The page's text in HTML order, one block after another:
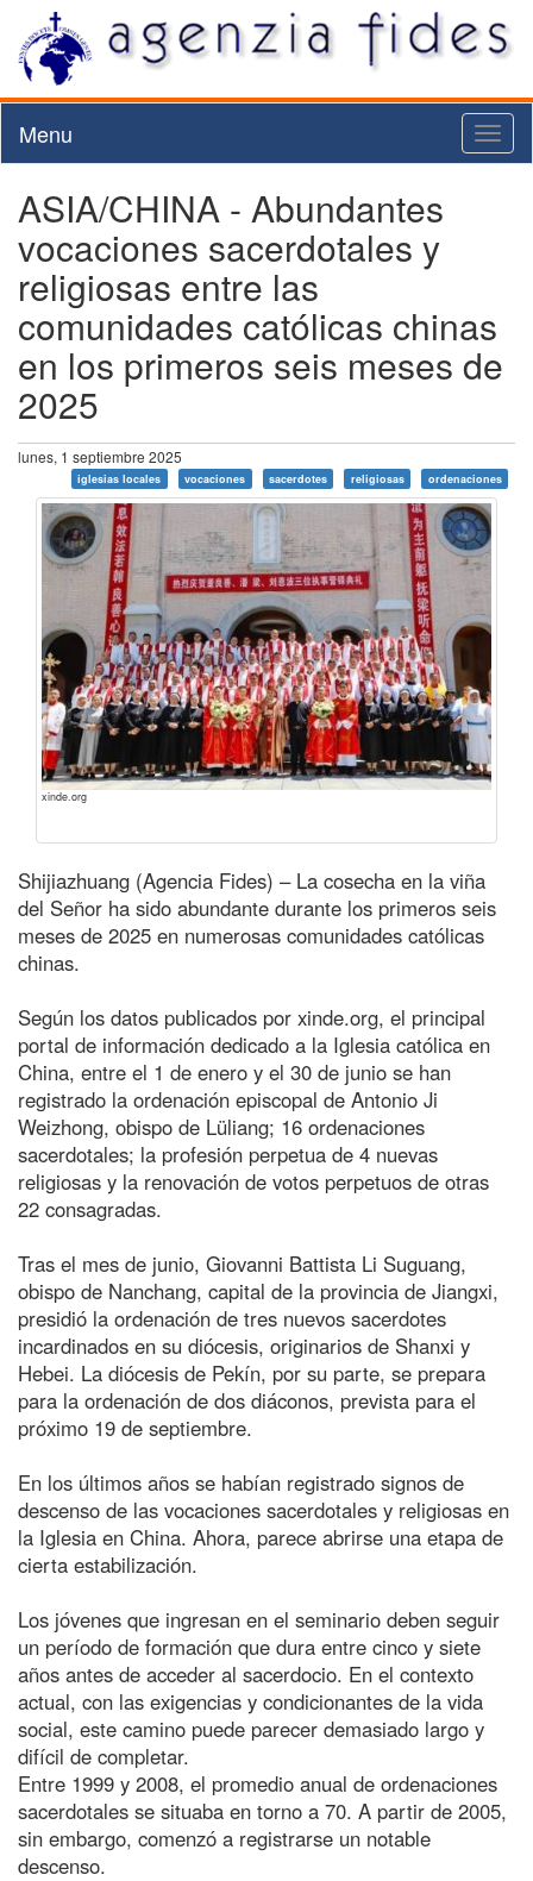
Menu
ASIA/CHINA - Abundantes
vocaciones sacerdotales y
religiosas entre las
comunidades católicas chinas
en los primeros seis meses de
2025
lunes, 1 septiembre 2025
iglesias locales vocaciones sacerdotes religiosas ordenaciones
xinde.org
Shijiazhuang (Agencia Fides) – La cosecha en la viña
del Señor ha sido abundante durante los primeros seis
meses de 2025 en numerosas comunidades católicas
chinas.
Según los datos publicados por xinde.org, el principal
portal de información dedicado a la Iglesia católica en
China, entre el 1 de enero y el 30 de junio se han
registrado la ordenación episcopal de Antonio Ji
Weizhong, obispo de Lüliang; 16 ordenaciones
sacerdotales; la profesión perpetua de 4 nuevas
religiosas y la renovación de votos perpetuos de otras
22 consagradas.
Tras el mes de junio, Giovanni Battista Li Suguang,
obispo de Nanchang, capital de la provincia de Jiangxi,
presidió la ordenación de tres nuevos sacerdotes
incardinados en su diócesis, originarios de Shanxi y
Hebei. La diócesis de Pekín, por su parte, se prepara
para la ordenación de dos diáconos, prevista para el
próximo 19 de septiembre.
En los últimos años se habían registrado signos de
descenso de las vocaciones sacerdotales y religiosas en
la Iglesia en China. Ahora, parece abrirse una etapa de
cierta estabilización.
Los jóvenes que ingresan en el seminario deben seguir
un período de formación que dura entre cinco y siete
años antes de acceder al sacerdocio. En el contexto
actual, con las exigencias y condicionantes de la vida
social, este camino puede parecer demasiado largo y
difícil de completar.
Entre 1999 y 2008, el promedio anual de ordenaciones
sacerdotales se situaba en torno a 70. A partir de 2005,
sin embargo, comenzó a registrarse un notable
descenso.